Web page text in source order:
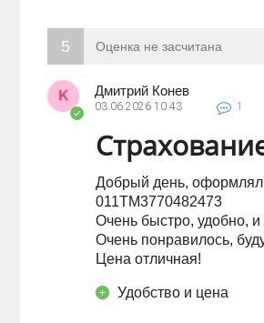
5 Оценка не засчитана
Дмитрий Конев
03.06.2026 10:43 1
Добрый день, оформлял
011ТМ3770482473
Очень быстро, удобно,
Очень понравилось,
Цена отличная!
Удобство и цена